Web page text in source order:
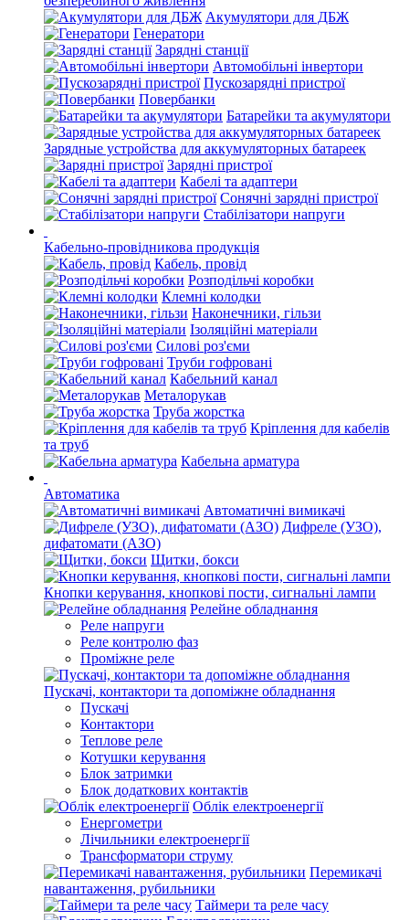
Акумулятори для ДБЖ
Генератори
Зарядні станції
Автомобільні інвертори
Пускозарядні пристрої
Повербанки
Батарейки та акумулятори
Зарядные устройства для аккумуляторных батареек
Зарядні пристрої
Кабелі та адаптери
Сонячні зарядні пристрої
Стабілізатори напруги
Кабельно-провідникова продукція
Кабель, провід
Розподільчі коробки
Клемні колодки
Наконечники, гільзи
Ізоляційні матеріали
Силові роз'єми
Труби гофровані
Кабельний канал
Металорукав
Труба жорстка
Кріплення для кабелів
та труб
Кабельна арматура
Автоматика
Автоматичні вимикачі
Дифреле (УЗО),
дифатомати (АЗО)
Щитки, бокси
Кнопки керування, кнопкові пости, сигнальні лампи
Релейне обладнання
Реле напруги
Реле контролю фаз
Проміжне реле
Пускачі, контактори та допоміжне обладнання
Пускачі
Контактори
Теплове реле
Котушки керування
Блок затримки
Блок додаткових контактів
Облік електроенергії
Енергометри
Лічильники електроенергії
Трансформатори струму
Перемикачі
навантаження, рубильники
Таймери та реле часу